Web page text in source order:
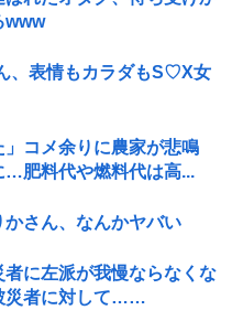
www
、表情もカラダもS♡X女
」コメ余りに農家が悲鳴
…肥料代や燃料代は高...
かさん、なんかヤバい
に左派が我慢ならなくな
災者に対して……